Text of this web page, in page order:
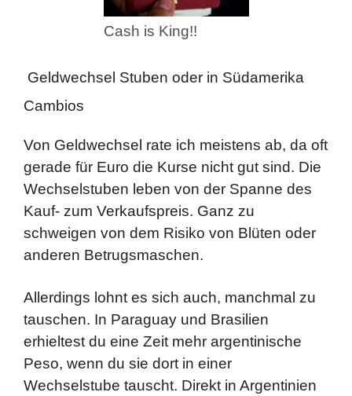
Cash is King!!
Geldwechsel Stuben oder in Südamerika
Cambios
Von Geldwechsel rate ich meistens ab, da oft
gerade für Euro die Kurse nicht gut sind. Die
Wechselstuben leben von der Spanne des
Kauf- zum Verkaufspreis. Ganz zu
schweigen von dem Risiko von Blüten oder
anderen Betrugsmaschen.
Allerdings lohnt es sich auch, manchmal zu
tauschen. In Paraguay und Brasilien
erhieltest du eine Zeit mehr argentinische
Peso, wenn du sie dort in einer
Wechselstube tauscht. Direkt in Argentinien